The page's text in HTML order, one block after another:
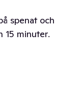
spenat och
15 minuter.